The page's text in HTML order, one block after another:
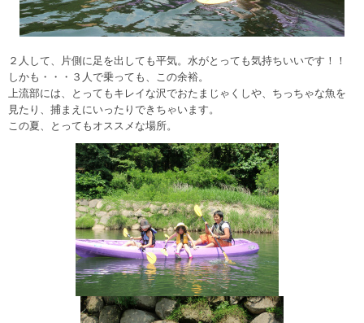
２人して、片側に足を出しても平気。水がとっても気持ちいいです！！
しかも・・・３人で乗っても、この余裕。
上流部には、とってもキレイな沢でおたまじゃくしや、ちっちゃな魚を
見たり、捕まえにいったりできちゃいます。
この夏、とってもオススメな場所。